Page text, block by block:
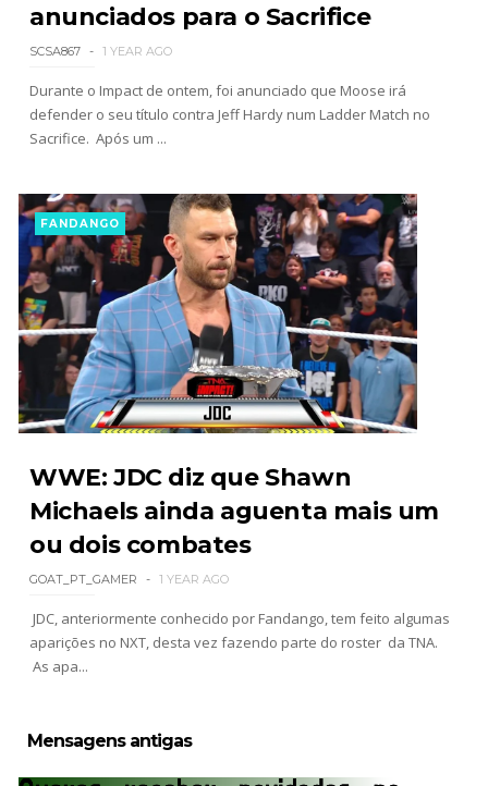
anunciados para o Sacrifice
SCSA867 1 YEAR AGO
Durante o Impact de ontem, foi anunciado que Moose irá
defender o seu título contra Jeff Hardy num Ladder Match no
Sacrifice. Após um ...
FANDANGO
WWE: JDC diz que Shawn
Michaels ainda aguenta mais um
ou dois combates
GOAT_PT_GAMER 1 YEAR AGO
JDC, anteriormente conhecido por Fandango, tem feito algumas
aparições no NXT, desta vez fazendo parte do roster da TNA.
As apa...
Mensagens antigas